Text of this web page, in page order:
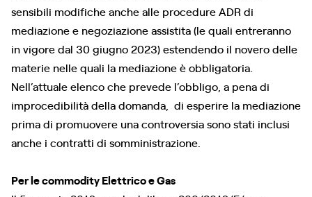
sensibili modifiche anche alle procedure ADR di
mediazione e negoziazione assistita (le quali entreranno
in vigore dal 30 giugno 2023) estendendo il novero delle
materie nelle quali la mediazione è obbligatoria.
Nell’attuale elenco che prevede l’obbligo, a pena di
improcedibilità della domanda, di esperire la mediazione
prima di promuovere una controversia sono stati inclusi
anche i contratti di somministrazione.
Per le commodity Elettrico e Gas